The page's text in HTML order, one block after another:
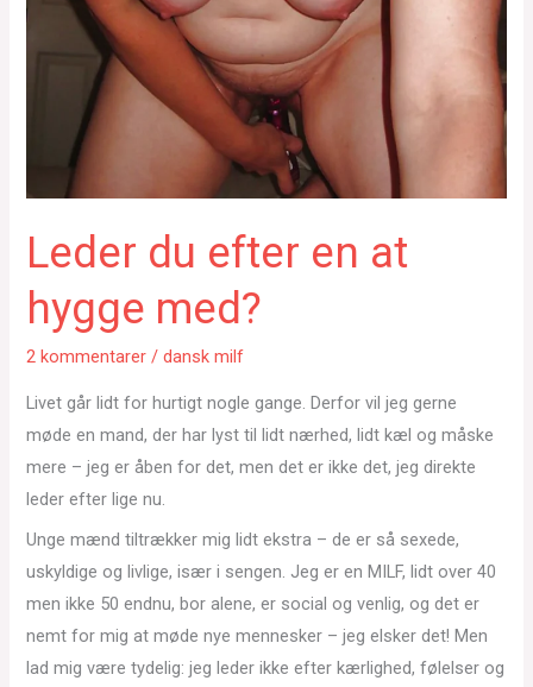
Leder du efter en at
hygge med?
2 kommentarer /dansk milf
Livet går lidt for hurtigt nogle gange. Derfor vil jeg gerne
møde en mand, der har lyst til lidt nærhed, lidt kæl og måske
mere – jeg er åben for det, men det er ikke det, jeg direkte
leder efter lige nu.
Unge mænd tiltrækker mig lidt ekstra – de er så sexede,
uskyldige og livlige, især i sengen. Jeg er en MILF, lidt over 40
men ikke 50 endnu, bor alene, er social og venlig, og det er
nemt for mig at møde nye mennesker – jeg elsker det! Men
lad mig være tydelig: jeg leder ikke efter kærlighed, følelser og